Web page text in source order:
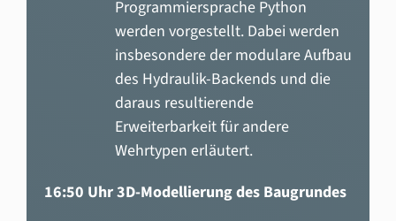
Programmiersprache Python
werden vorgestellt. Dabei werden
insbesondere der modulare Aufbau
des Hydraulik-Backends und die
daraus resultierende
Erweiterbarkeit für andere
Wehrtypen erläutert.
16:50 Uhr 3D-Modellierung des Baugrundes